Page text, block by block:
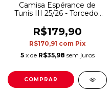
Camisa Espérance de
Tunis III 25/26 - Torcedor
R$179,90
R$170,91 com Pix
5 x de R$35,98 sem juros
COMPRAR